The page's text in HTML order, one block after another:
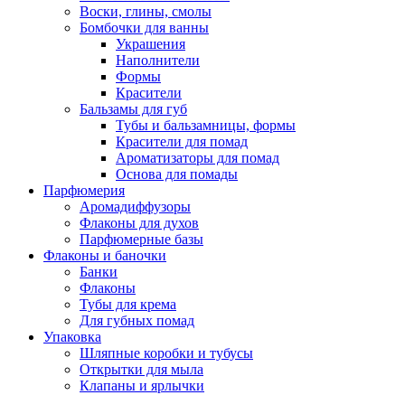
Воски, глины, смолы
Бомбочки для ванны
Украшения
Наполнители
Формы
Красители
Бальзамы для губ
Тубы и бальзамницы, формы
Красители для помад
Ароматизаторы для помад
Основа для помады
Парфюмерия
Аромадиффузоры
Флаконы для духов
Парфюмерные базы
Флаконы и баночки
Банки
Флаконы
Тубы для крема
Для губных помад
Упаковка
Шляпные коробки и тубусы
Открытки для мыла
Клапаны и ярлычки